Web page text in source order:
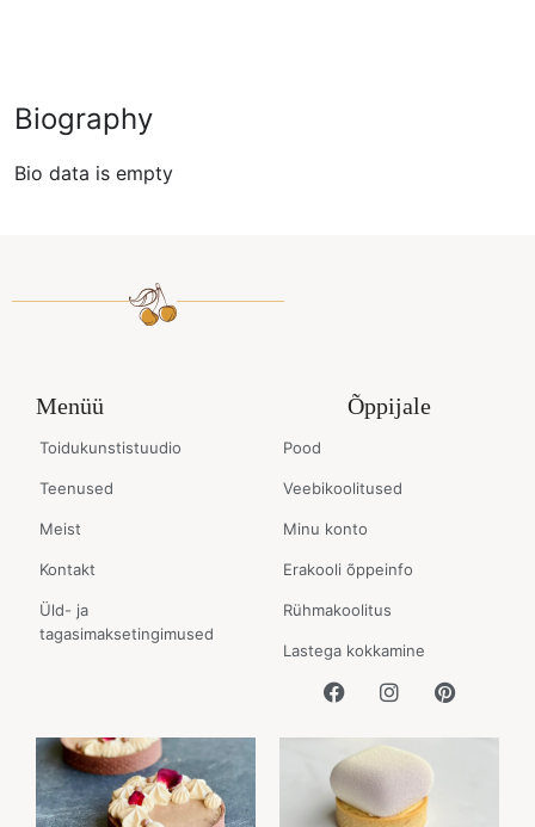
Biography
Bio data is empty
Menüü
Toidukunstistuudio
Teenused
Meist
Kontakt
Üld- ja
tagasimaksetingimused
Õppijale
Pood
Veebikoolitused
Minu konto
Erakooli õppeinfo
Rühmakoolitus
Lastega kokkamine